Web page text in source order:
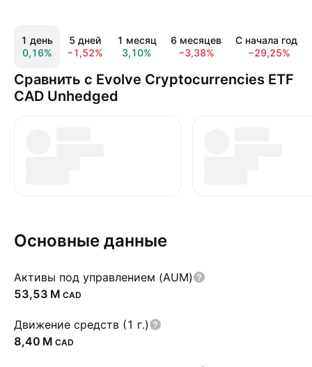
1 день
0,16%
5 дней
−1,52%
1 месяц
3,10%
6 месяцев
−3,38%
С начала года
−29,25%
Сравнить с Evolve Cryptocurrencies ETF
CAD Unhedged
Основные данные
Активы под управлением (AUM)
‪53,53 M‬ CAD
Движение средств (1 г.)
‪8,40 M‬ CAD